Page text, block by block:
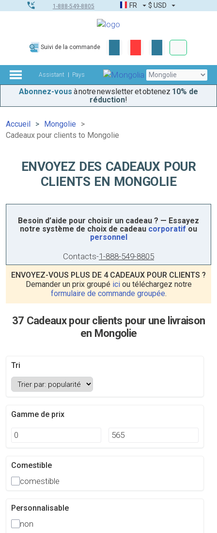
1-888-549-8805 FR $ USD
Suivi de la commande
Assistant Pays
Abonnez-vous à notre newsletter et obtenez 10% de
réduction!
Accueil
Mongolie
Cadeaux pour clients to Mongolie
ENVOYEZ DES CADEAUX POUR
CLIENTS EN MONGOLIE
Besoin d’aide pour choisir un cadeau ? — Essayez
notre système de choix de cadeau corporatif ou
personnel
Contacts-1-888-549-8805
ENVOYEZ-VOUS PLUS DE 4 CADEAUX POUR CLIENTS ?
Demander un prix groupé iciou téléchargez notre
formulaire de commande groupée.
37 Cadeaux pour clients pour une livraison
en Mongolie
Tri
Gamme de prix
Comestible
comestible
Personnalisable
non